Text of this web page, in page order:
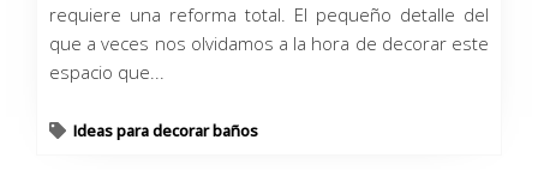
requiere una reforma total. El pequeño detalle del
que a veces nos olvidamos a la hora de decorar este
espacio que...
Ideas para decorar baños